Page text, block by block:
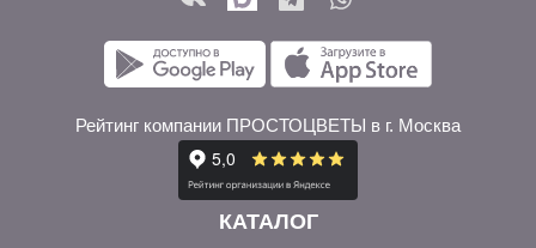
Рейтинг компании ПРОСТОЦВЕТЫ в г. Москва
КАТАЛОГ